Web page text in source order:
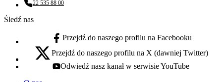
Numer telefonu:
22 535 88 00
Śledź nas
facebook - otwiera się w nowej karcie
Przejdź do naszego profilu na Facebooku
x - otwiera się w nowej karcie
Przejdź do naszego profilu na X (dawniej Twitter)
youtube - otwiera się w nowej karcie
Odwiedź nasz kanał w serwisie YouTube